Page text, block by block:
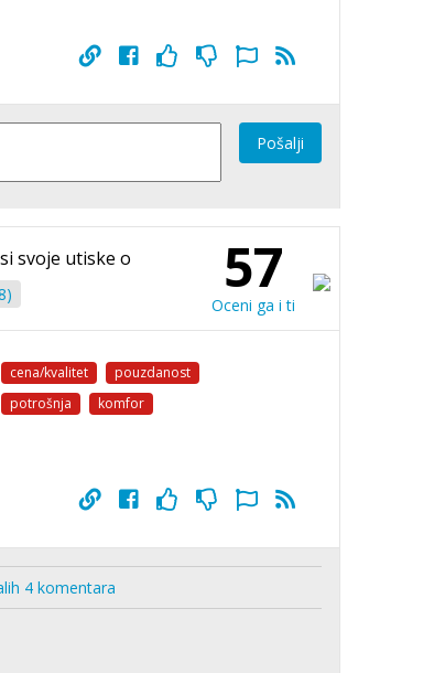
Pošalji
svoje utiske o 57
Oceni ga i ti
cena/kvalitet
pouzdanost
potrošnja
komfor
4 komentara